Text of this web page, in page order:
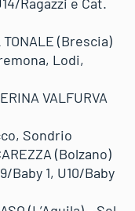
TONALE (Brescia)
Lodi,
VALFURVA
Sondrio
(Bolzano)
1, U10/Baby